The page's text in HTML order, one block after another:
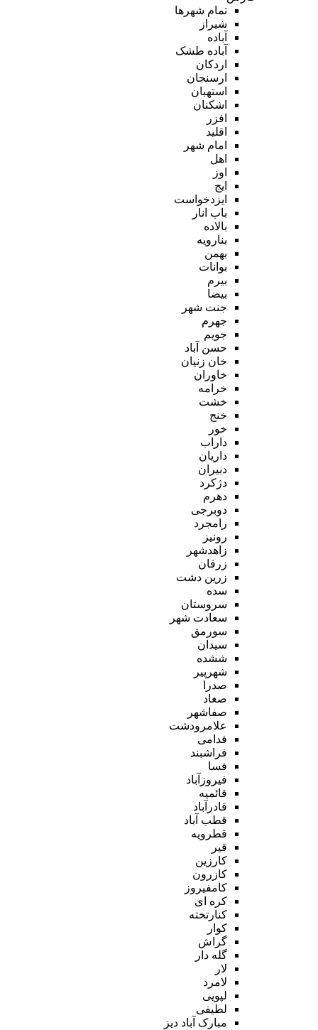
تمام شهر‌ها
شیراز
آباده
آباده طشک
اردکان
ارسنجان
استهبان
اشکنان
افزر
اقلید
امام شهر
اهل
اوز
ایج
ایزدخواست
باب انار
بالاده
بنارویه
بهمن
بوانات
بیرم
بیضا
جنت شهر
جهرم
جویم
حسن آباد
خان زنیان
خاوران
خرامه
خشت
خنج
خور
داراب
داریان
دبیران
دژکرد
دهرم
دوبرجی
رامجرد
رونیز
زاهدشهر
زرقان
زرین دشت
سده
سروستان
سعادت شهر
سورمق
سیدان
ششده
شهرپیر
صدرا
صغاد
صفاشهر
علامرودشت
فدامی
فراشبند
فسا
فیروزآباد
قائمیه
قادرآباد
قطب آباد
قطرویه
قیر
کارزین
کازرون
کامفیروز
کره ای
کنارتخته
کوار
گراش
گله دار
لار
لامرد
لپویی
لطیفی
مبارک آباد دیز